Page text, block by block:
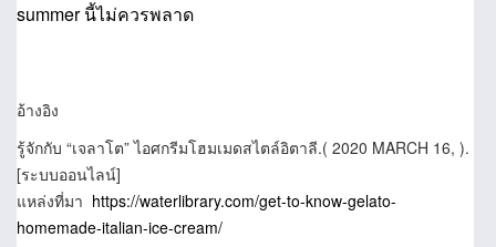
summer นี้ไม่ควรพลาด
อ้างอิง
รู้จักกับ “เจลาโต” ไอศกรีมโฮมเมดสไตล์อิตาลี.( 2020 MARCH 16, ).
[ระบบออนไลน์]
แหล่งที่มา https://waterlibrary.com/get-to-know-gelato-
homemade-italian-ice-cream/